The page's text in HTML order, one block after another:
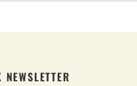
NEWSLETTER